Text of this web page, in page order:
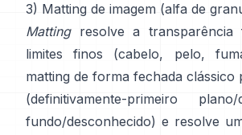
3) Matting de imagem (alfa de
Mattingresolve a transparência
limites finos (cabelo, pelo,
matting de forma fechada clássico
(definitivamente-primeiro plano/
fundo/desconhecido) e resolve